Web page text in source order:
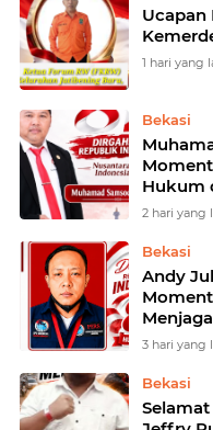
Ucapan
1 hari yang
Bekasi
Hukum
2 hari yang
Bekasi
Andy
untuk
3 hari yang
Bekasi